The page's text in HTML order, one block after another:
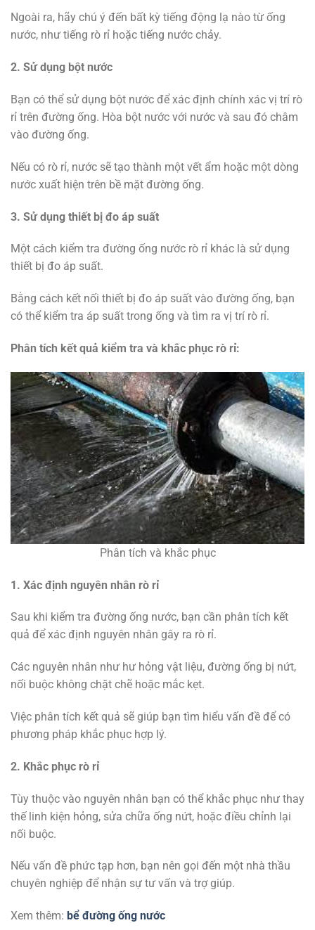
Ngoài ra, hãy chú ý đến bất kỳ tiếng động lạ nào từ ống
nước, như tiếng rò rỉ hoặc tiếng nước chảy.
2. Sử dụng bột nước
Bạn có thể sử dụng bột nước để xác định chính xác vị trí rò
rỉ trên đường ống. Hòa bột nước với nước và sau đó châm
vào đường ống.
Nếu có rò rỉ, nước sẽ tạo thành một vết ẩm hoặc một dòng
nước xuất hiện trên bề mặt đường ống.
3. Sử dụng thiết bị đo áp suất
Một cách kiểm tra đường ống nước rò rỉ khác là sử dụng
thiết bị đo áp suất.
Bằng cách kết nối thiết bị đo áp suất vào đường ống, bạn
có thể kiểm tra áp suất trong ống và tìm ra vị trí rò rỉ.
Phân tích kết quả kiểm tra và khắc phục rò rỉ:
Phân tích và khắc phục
1. Xác định nguyên nhân rò rỉ
Sau khi kiểm tra đường ống nước, bạn cần phân tích kết
quả để xác định nguyên nhân gây ra rò rỉ.
Các nguyên nhân như hư hỏng vật liệu, đường ống bị nứt,
nối buộc không chặt chẽ hoặc mắc kẹt.
Việc phân tích kết quả sẽ giúp bạn tìm hiểu vấn đề để có
phương pháp khắc phục hợp lý.
2. Khắc phục rò rỉ
Tùy thuộc vào nguyên nhân bạn có thể khắc phục như thay
thế linh kiện hỏng, sửa chữa ống nứt, hoặc điều chỉnh lại
nối buộc.
Nếu vấn đề phức tạp hơn, bạn nên gọi đến một nhà thầu
chuyên nghiệp để nhận sự tư vấn và trợ giúp.
Xem thêm: bể đường ống nước